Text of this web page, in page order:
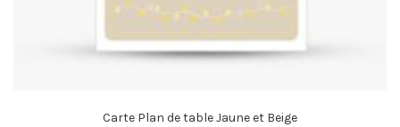
Carte Plan de table Jaune et Beige